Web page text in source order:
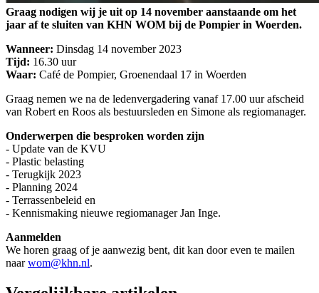
Graag nodigen wij je uit op 14 november aanstaande om het
jaar af te sluiten van KHN WOM bij de Pompier in Woerden.
Wanneer: Dinsdag 14 november 2023
Tijd: 16.30 uur
Waar: Café de Pompier, Groenendaal 17 in Woerden
Graag nemen we na de ledenvergadering vanaf 17.00 uur afscheid
van Robert en Roos als bestuursleden en Simone als regiomanager.
Onderwerpen die besproken worden zijn
- Update van de KVU
- Plastic belasting
- Terugkijk 2023
- Planning 2024
- Terrassenbeleid en
- Kennismaking nieuwe regiomanager Jan Inge.
Aanmelden
We horen graag of je aanwezig bent, dit kan door even te mailen
naarwom@khn.nl.